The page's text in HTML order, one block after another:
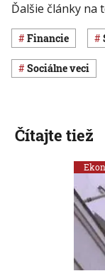
Ďalšie články na
Financie
Sociálne veci
Čítajte tiež